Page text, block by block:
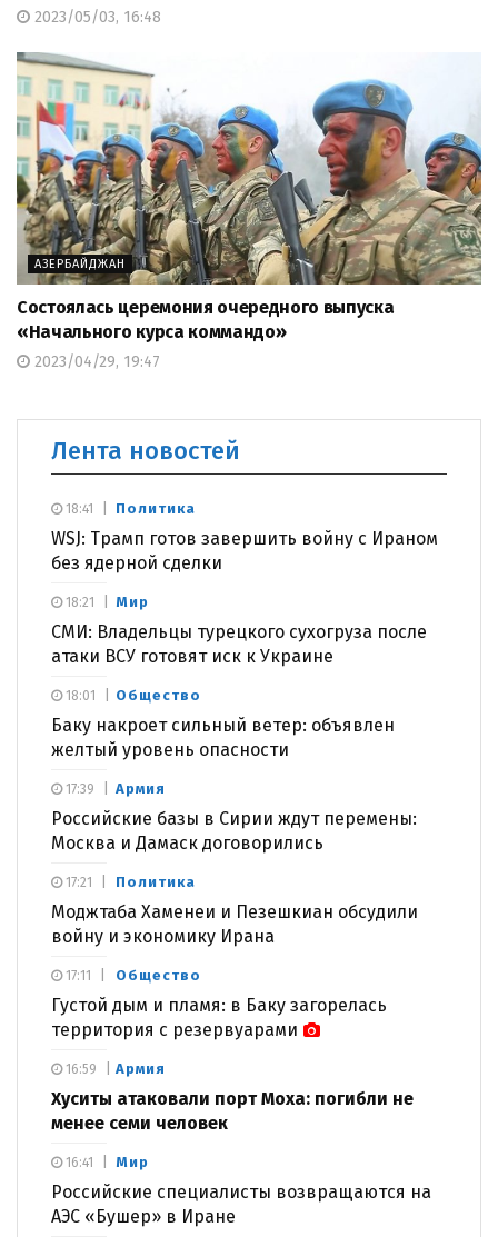
2023/05/03, 16:48
АЗЕРБАЙДЖАН
Состоялась церемония очередного выпуска
«Начального курса коммандо»
2023/04/29, 19:47
Лента новостей
Политика
WSJ: Трамп готов завершить войну с Ираном
без ядерной сделки
18:41
Мир
СМИ: Владельцы турецкого сухогруза после
атаки ВСУ готовят иск к Украине
18:21
Общество
Баку накроет сильный ветер: объявлен
желтый уровень опасности
18:01
Армия
Российские базы в Сирии ждут перемены:
Москва и Дамаск договорились
17:39
Политика
Моджтаба Хаменеи и Пезешкиан обсудили
войну и экономику Ирана
17:21
Общество
Густой дым и пламя: в Баку загорелась
территория с резервуарами
17:11
Армия
Хуситы атаковали порт Моха: погибли не
менее семи человек
16:59
Мир
Российские специалисты возвращаются на
АЭС «Бушер» в Иране
16:41